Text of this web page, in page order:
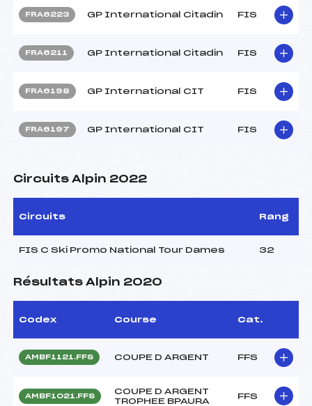
FRA6223 GP International Citadin FIS
FRA6211 GP International Citadin FIS
FRA6198 GP International CIT FIS
FRA6197 GP International CIT FIS
Circuits Alpin 2022
Circuits Rang
FIS C Ski Promo National Tour Dames 32
Résultats Alpin 2020
Codex Course Cat.
AMBF1121.FFS COUPE D ARGENT FFS
AMBF1021.FFS
COUPE D ARGENT
TROPHEE BPAURA
FFS